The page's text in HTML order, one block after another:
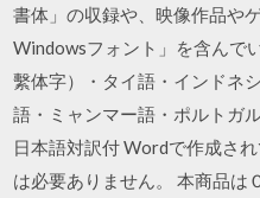
書体」の収録や、映像作品や
Windowsフォント」を含んで
繫体字）・タイ語・インドネ
語・ミャンマー語・ポルトガ
日本語対訳付 Wordで作成さ
は必要ありません。 本商品は